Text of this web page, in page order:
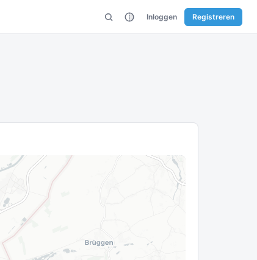
Inloggen Registreren